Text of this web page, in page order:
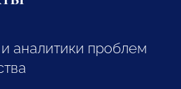
аналитики проблем